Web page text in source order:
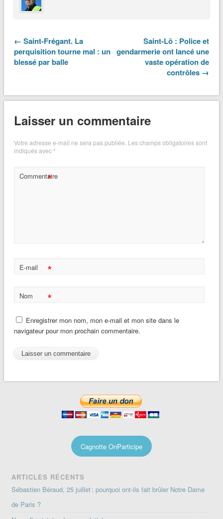
← Saint-Frégant. La
perquisition tourne mal : un
blessé par balle
Saint-Lô : Police et
gendarmerie ont lancé une
vaste opération de
contrôles →
Laisser un commentaire
Votre adresse e-mail ne sera pas publiée. Les champs obligatoires sont
indiqués avec*
Commentaire
*
E-mail *
Nom *
Enregistrer mon nom, mon e-mail et mon site dans le
navigateur pour mon prochain commentaire.
Cagnotte OnParticipe
ARTICLES RÉCENTS
Sébastien Béraud, 25 juillet : pourquoi ont-ils fait brûler Notre Dame
de Paris ?